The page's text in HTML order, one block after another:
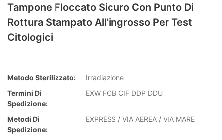
Tampone Floccato Sicuro Con Punto Di
Rottura Stampato All'ingrosso Per Test
Citologici
Metodo Sterilizzato:
Irradiazione
Termini Di
Spedizione:
EXW FOB CIF DDP DDU
Metodi Di
Spedizione:
EXPRESS / VIA AEREA / VIA MARE